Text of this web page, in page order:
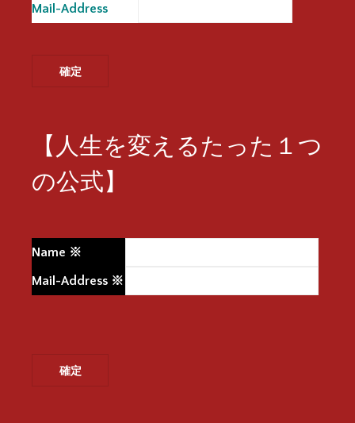
Mail-Address
【人生を変えるたった１つ
の公式】
Name ※
Mail-Address ※